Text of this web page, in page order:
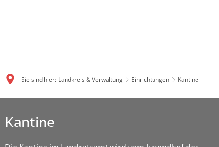
Sie sind hier: Landkreis & Verwaltung Einrichtungen Kantine
Kantine